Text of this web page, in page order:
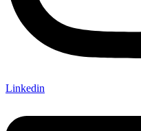
Linkedin